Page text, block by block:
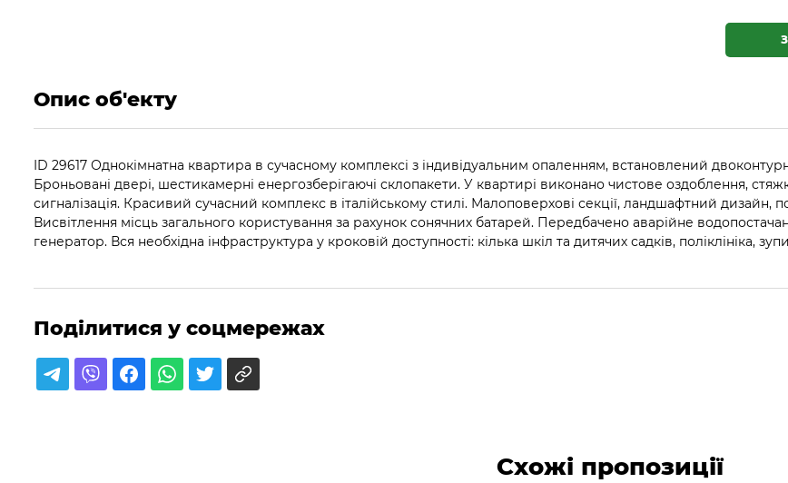
Опис об'екту
ID 29617 Однокімнатна квартира в сучасному комплексі з індивідуальним опаленням, встановлений
Броньовані двері, шестикамерні енергозберігаючі склопакети. У квартирі виконано чистове оздоблення,
сигналізація. Красивий сучасний комплекс в італійському стилі. Малоповерхові секції, ландшафтний
Висвітлення місць загального користування за рахунок сонячних батарей. Передбачено аварійне
генератор. Вся необхідна інфраструктура у кроковій доступності: кілька шкіл та дитячих садків, поліклініка,
Поділитися у соцмережах
Схожі пропозиції